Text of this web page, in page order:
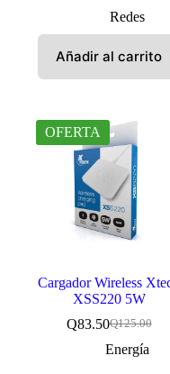
Redes
Añadir al carrito
OFERTA
Cargador Wireless
XSS220 5W
Q125.00
El
precio
Q83.50El
precio
Energía